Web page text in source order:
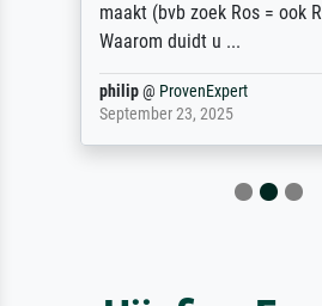
maakt (bvb zoek Ros = ook
Waarom duidt u ...
philip@ ProvenExpert
September 23, 2025